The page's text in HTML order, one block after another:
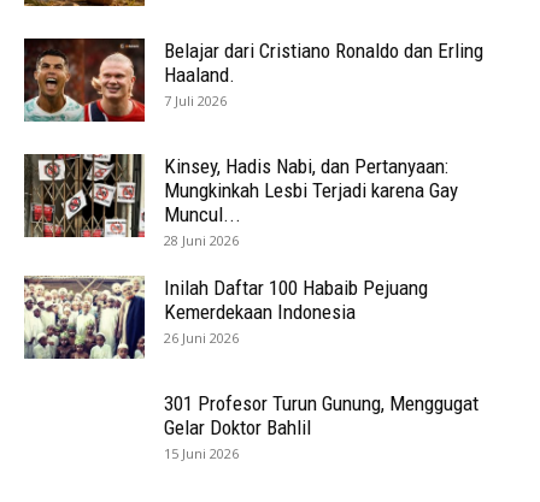
Belajar dari Cristiano Ronaldo dan Erling
Haaland.
7 Juli 2026
Kinsey, Hadis Nabi, dan Pertanyaan:
Mungkinkah Lesbi Terjadi karena Gay
Muncul...
28 Juni 2026
Inilah Daftar 100 Habaib Pejuang
Kemerdekaan Indonesia
26 Juni 2026
301 Profesor Turun Gunung, Menggugat
Gelar Doktor Bahlil
15 Juni 2026